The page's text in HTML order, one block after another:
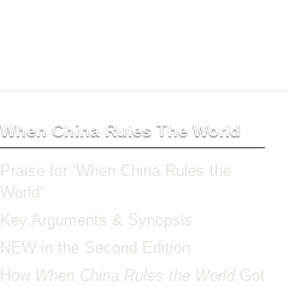
When China Rules The World
Praise for ‘When China Rules the
World’
Key Arguments & Synopsis
NEW in the Second Edition
How When China Rules the World Got